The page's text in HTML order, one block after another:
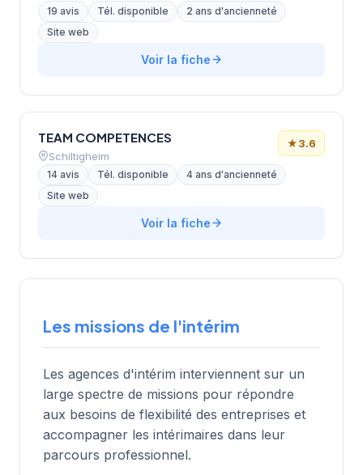
19 avis Tél. disponible
2 ans d'ancienneté
Site web
Voir la fiche
TEAM COMPETENCES
Schiltigheim
★3.6
14 avis Tél. disponible
4 ans d'ancienneté
Site web
Voir la fiche
Les missions de l'intérim
Les agences d'intérim interviennent sur un
large spectre de missions pour répondre
aux besoins de flexibilité des entreprises et
accompagner les intérimaires dans leur
parcours professionnel.